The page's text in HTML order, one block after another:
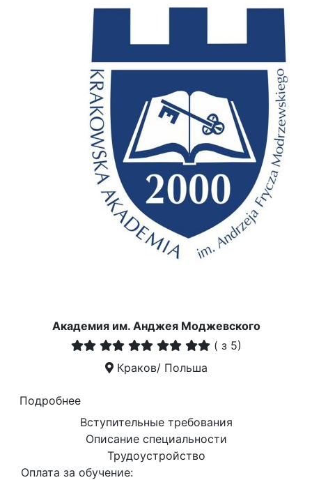
Академия им. Анджея Моджевского
( з 5)
Краков/ Польша
Подробнее
Вступительные требования
Описание специальности
Трудоустройство
Оплата за обучение: